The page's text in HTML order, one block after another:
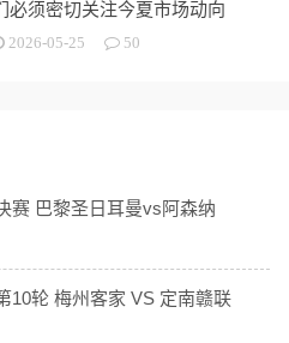
必须密切关注今夏市场动向
2026-05-25 50
赛 巴黎圣日耳曼vs阿森纳
10轮 梅州客家 VS 定南赣联